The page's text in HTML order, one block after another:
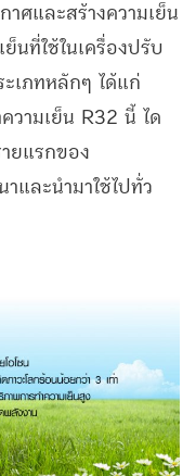
าศและสร้างความเย็น
นที่ใช้ในเครื่องปรับ
เภทหลักๆ ได้แก่
วามเย็น R32 นี้ ได
ยแรกของ
และนำมาใช้ไปทั่ว